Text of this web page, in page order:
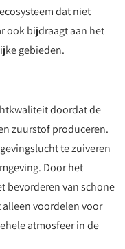
dat niet
ook bijdraagt aan het
gebieden.
doordat de
zuurstof produceren.
te zuiveren
Door het
bevorderen van schone
voordelen voor
atmosfeer in de